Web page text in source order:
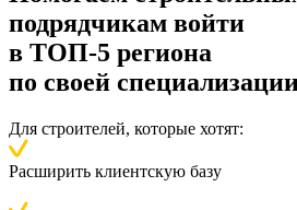
подрядчикам войти
в ТОП-5 региона
по своей
Для строителей, которые хотят:
Расширить клиентскую базу